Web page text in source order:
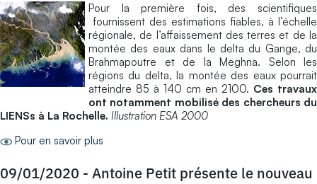
Pour la première fois, des scientifiques
fournissent des estimations fiables, à l’échelle
régionale, de l’affaissement des terres et de la
montée des eaux dans le delta du Gange, du
Brahmapoutre et de la Meghna. Selon les
régions du delta, la montée des eaux pourrait
atteindre 85 à 140 cm en 2100. Ces travaux
ont notamment mobilisé des chercheurs du
LIENSs à La Rochelle. Illustration ESA 2000
Pour en savoir plus
09/01/2020 - Antoine Petit présente le nouveau